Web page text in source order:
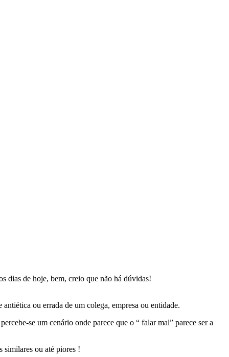
dias de hoje, bem, creio que não há dúvidas!
ou errada de um colega, empresa ou entidade.
se um cenário onde parece que o “ falar mal” parece ser a
similares ou até piores !